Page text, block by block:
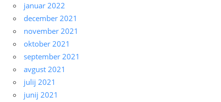
januar 2022
december 2021
november 2021
oktober 2021
september 2021
avgust 2021
julij 2021
junij 2021